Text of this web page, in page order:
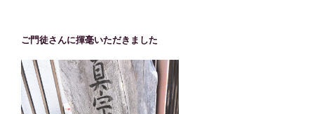
ご門徒さんに揮毫いただきました